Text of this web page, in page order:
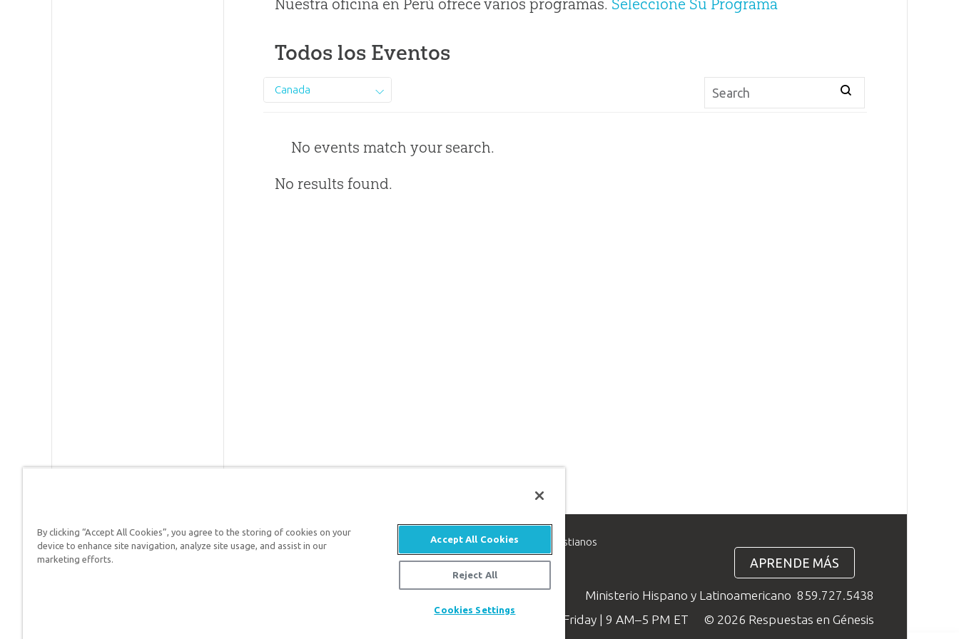
Nuestra oficina en Perú ofrece varios programas. Seleccione Su Programa
Todos los Eventos
Canada
No events match your search.
No results found.
Respuestas en Génesis es un ministerio de apologética, dedicado a ayudar a los cristianos
defender su fe y proclamar el evangelio de Jesucristo.
APRENDE MÁS
Ministerio Hispano y Latinoamericano 859.727.5438
Available Monday–Friday | 9 AM–5 PM ET
© 2026 Respuestas en Génesis
By clicking “Accept All Cookies”, you agree to the storing of cookies on your
device to enhance site navigation, analyze site usage, and assist in our
marketing efforts.
Accept All Cookies
Reject All
Cookies Settings